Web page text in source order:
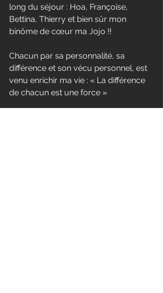
long du séjour : Hoa, Françoise,
Bettina, Thierry et bien sûr mon
binôme de cœur ma Jojo !!
Chacun par sa personnalité, sa
différence et son vécu personnel, est
venu enrichir ma vie : « La différence
de chacun est une force »